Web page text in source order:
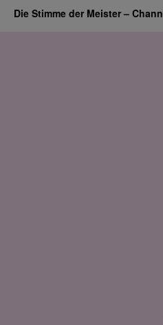
Die Stimme der Meister –